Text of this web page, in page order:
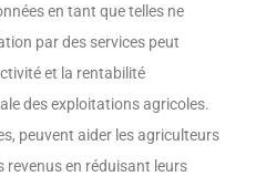
en tant que telles ne
par des services peut
et la rentabilité
des exploitations agricoles.
peuvent aider les agriculteurs
revenus en réduisant leurs